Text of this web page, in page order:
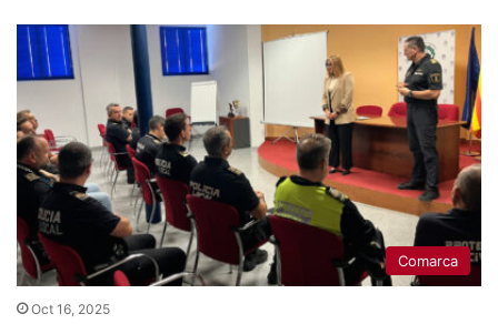
Comarca
Oct 16, 2025